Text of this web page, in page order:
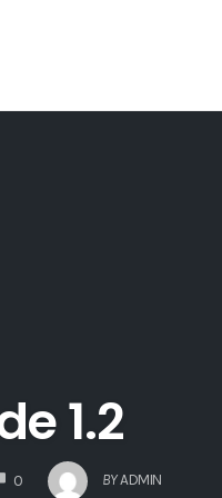
1.2
0COMMENTS BY ADMIN